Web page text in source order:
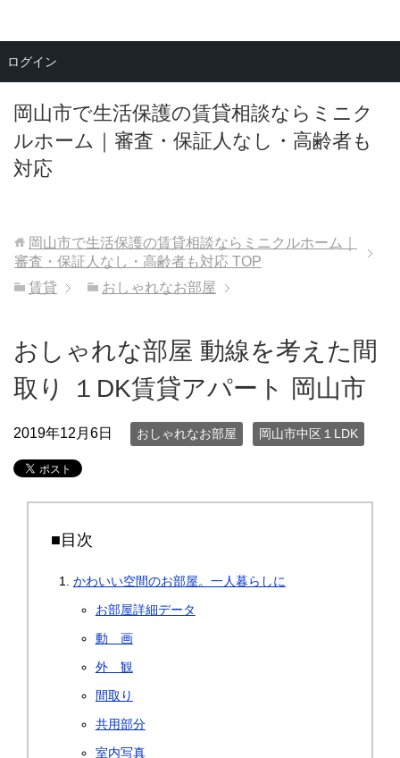
岡山市で生活保護の賃貸相談ならミニク
ルホーム｜審査・保証人なし・高齢者も
対応
メニュー
岡山市で生活保護の賃貸相談ならミニクルホーム｜
審査・保証人なし・高齢者も対応 TOP
賃貸
おしゃれなお部屋
おしゃれな部屋 動線を考えた間
取り １DK賃貸アパート 岡山市
2019年12月6日 おしゃれなお部屋 岡山市中区１LDK
■目次
かわいい空間のお部屋。一人暮らしに
お部屋詳細データ
動 画
外 観
間取り
共用部分
室内写真
ログイン